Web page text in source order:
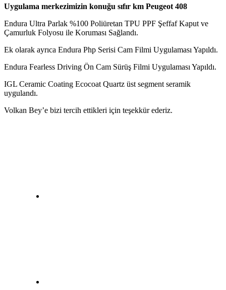
Uygulama merkezimizin konuğu sıfır km Peugeot 408
Endura Ultra Parlak %100 Poliüretan TPU PPF Şeffaf Kaput ve
Çamurluk Folyosu ile Koruması Sağlandı.
Ek olarak ayrıca Endura Php Serisi Cam Filmi Uygulaması Yapıldı.
Endura Fearless Driving Ön Cam Sürüş Filmi Uygulaması Yapıldı.
IGL Ceramic Coating Ecocoat Quartz üst segment seramik
uygulandı.
Volkan Bey’e bizi tercih ettikleri için teşekkür ederiz.